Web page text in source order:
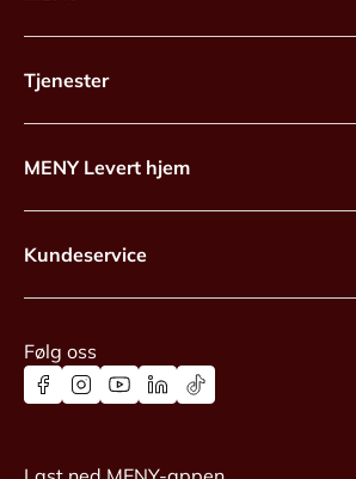
Tjenester
MENY Levert hjem
Kundeservice
Følg oss